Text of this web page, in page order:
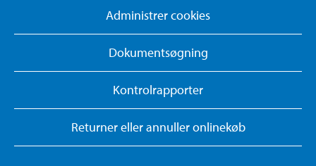
Administrer cookies
Dokumentsøgning
Kontrolrapporter
Returner eller annuller onlinekøb